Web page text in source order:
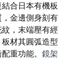
合日本有機板
金邊側身刻有
，末端壓有經
材其圓弧造型
重功能。 鏡架